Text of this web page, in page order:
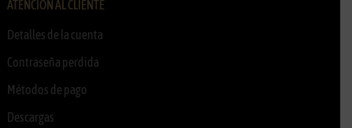
ATENCIÓN AL CLIENTE
Detalles de la cuenta
Contraseña perdida
Métodos de pago
Descargas